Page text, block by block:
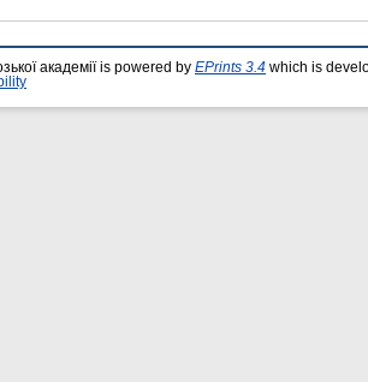
академії is powered by EPrints 3.4 which is